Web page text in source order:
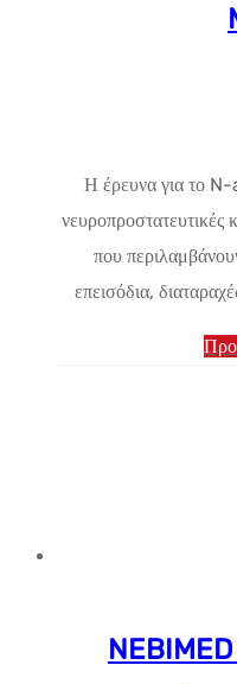
Η έρευνα για το N-
νευροπροστατευτικές
που
επεισόδια,